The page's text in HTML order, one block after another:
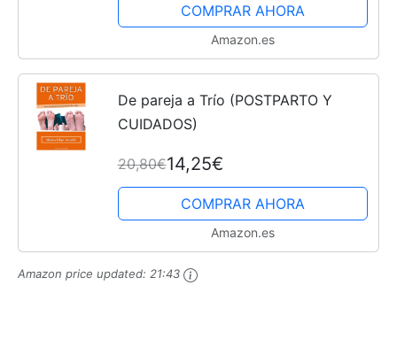
COMPRAR AHORA
Amazon.es
De pareja a Trío (POSTPARTO Y
CUIDADOS)
20,80€14,25€
COMPRAR AHORA
Amazon.es
Amazon price updated: 21:43